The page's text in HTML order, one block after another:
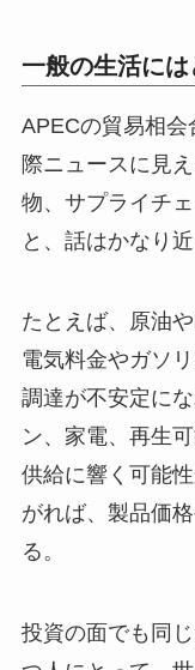
一般の生活に
APECの貿易相会
際ニュースに見
物、サプライチ
と、話はかなり近
たとえば、原油
電気料金やガソ
調達が不安定に
ン、家電、再生
供給に響く可能
がれば、製品価
る。
投資の面でも同